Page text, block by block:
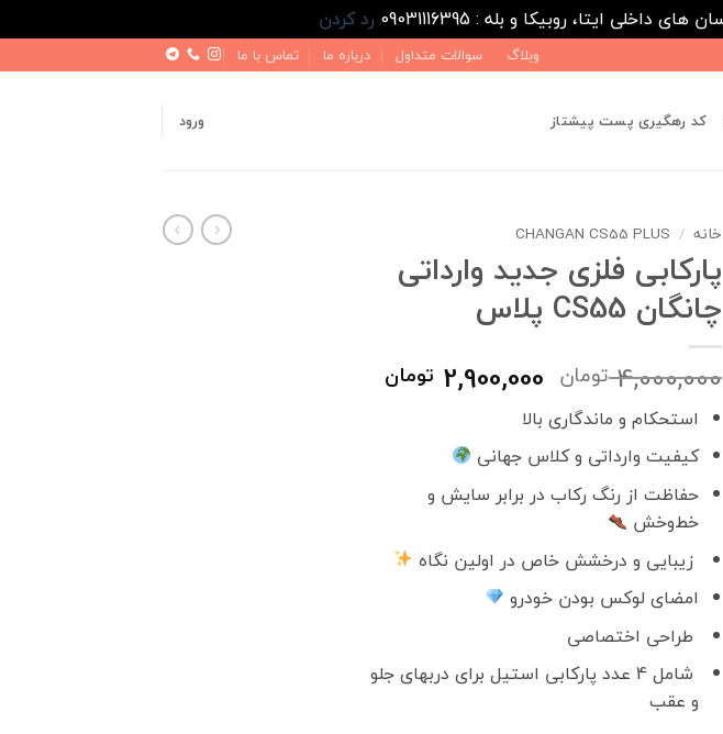
رد کردن
وبلاگ سوالات متداول درباره ما تماس با ما
کد رهگیری پست پیشتاز ورود
خانه /
CHANGAN CS55 PLUS
پارکابی فلزی جدید وارداتی
چانگان CS55 پلاس
4,000,000 تومان قیمت
اصلی
بود.
2,900,000 تومان
استحکام و ماندگاری بالا
کیفیت وارداتی و کلاس جهانی
حفاظت از رنگ رکاب در برابر سایش و
خط‌وخش
زیبایی و درخشش خاص در اولین نگاه
امضای لوکس بودن خودرو
طراحی اختصاصی
شامل 4 عدد پارکابی استیل برای دربهای جلو
و عقب